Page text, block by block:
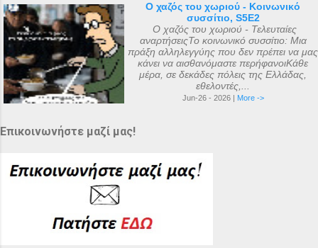
Ο χαζός του χωριού - Κοινωνικό
συσσίτιο, S5E2
Ο χαζός του χωριού - Τελευταίες
αναρτήσειςΤο κοινωνικό συσσίτιο: Μια
πράξη αλληλεγγύης που δεν πρέπει να μας
κάνει να αισθανόμαστε περήφανοιΚάθε
μέρα, σε δεκάδες πόλεις της Ελλάδας,
εθελοντές,...
Jun-26 - 2026 | More ->
Επικοινωνήστε μαζί μας!